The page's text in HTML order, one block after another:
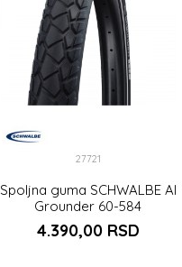
27721
Spoljna guma SCHWALBE Al
Grounder 60-584
4.390,00 RSD